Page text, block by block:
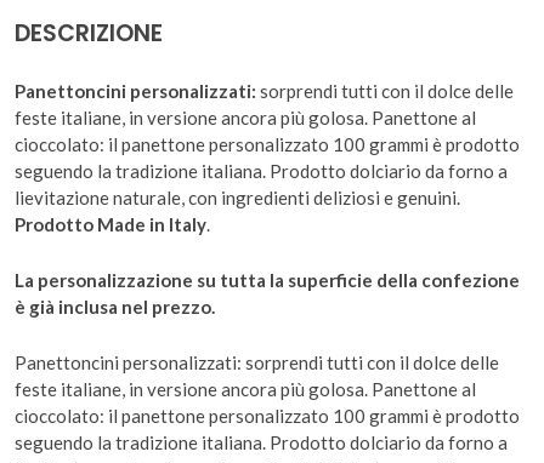
DESCRIZIONE
Panettoncini personalizzati: sorprendi tutti con il dolce delle
feste italiane, in versione ancora più golosa. Panettone al
cioccolato: il panettone personalizzato 100 grammi è prodotto
seguendo la tradizione italiana. Prodotto dolciario da forno a
lievitazione naturale, con ingredienti deliziosi e genuini.
Prodotto Made in Italy.
La personalizzazione su tutta la superficie della confezione
è già inclusa nel prezzo.
Panettoncini personalizzati: sorprendi tutti con il dolce delle
feste italiane, in versione ancora più golosa. Panettone al
cioccolato: il panettone personalizzato 100 grammi è prodotto
seguendo la tradizione italiana. Prodotto dolciario da forno a